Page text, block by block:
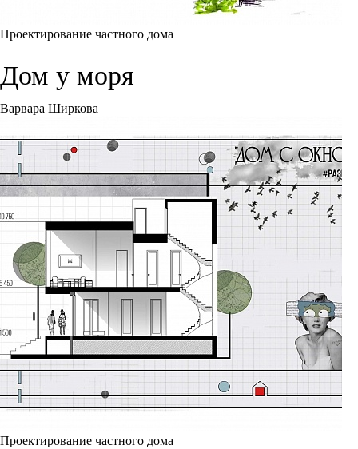
Проектирование частного дома
Дом у моря
Варвара Ширкова
Проектирование частного дома